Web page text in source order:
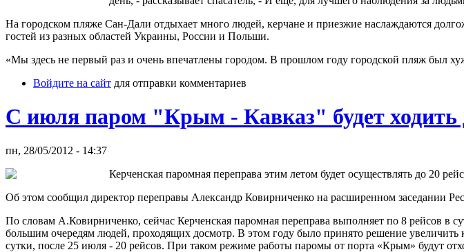
На городском пляже Сан-Дали отдыхает много людей, керчане и приезжие наслаждаются
гостей из разных областей Украины, России и Польши.
«Мы здесь не первый раз и очень впечатлены городом. В прошлом году городской пляж был
Войдите на сайт для отправки комментариев
С июля паром "Крым - Кавказ" будет ходить
пн, 28/05/2012 - 14:37
Керченская паромная переправа этим летом будет осуществлять до 20
Об этом сообщил директор переправы Александр Ковирниченко на расширенном заседании
По словам А.Ковирниченко, сейчас Керченская паромная переправа выполняет по 8 рейсов в
большим очередям людей, проходящих досмотр. В этом году было принято решение увеличить
сутки, после 25 июля - 20 рейсов. При таком режиме работы паромы от порта «Крым» будут